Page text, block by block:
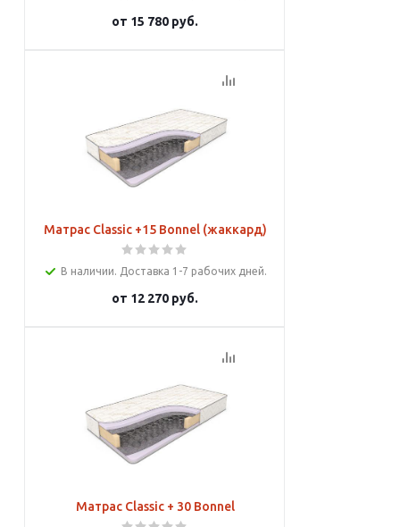
от 15 780 руб.
Матрас Classic +15 Bonnel (жаккард)
В наличии. Доставка 1-7 рабочих дней.
от 12 270 руб.
Матрас Classic + 30 Bonnel